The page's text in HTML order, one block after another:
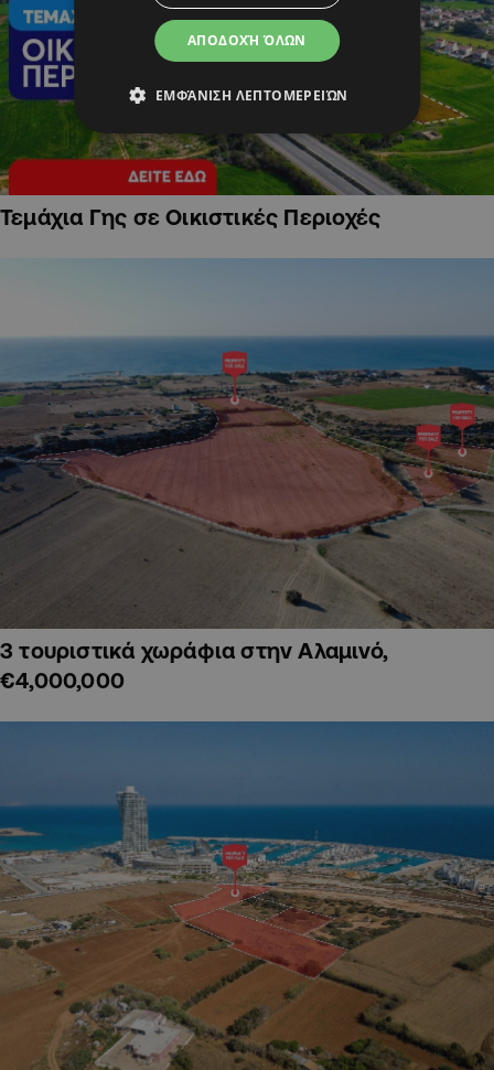
Τεμάχια Γης σε Οικιστικές Περιοχές
3 τουριστικά χωράφια στην Αλαμινό,
€4,000,000
ΑΠΟΔΟΧΉ ΌΛΩΝ
ΕΜΦΆΝΙΣΗ ΛΕΠΤΟΜΕΡΕΙΏΝ